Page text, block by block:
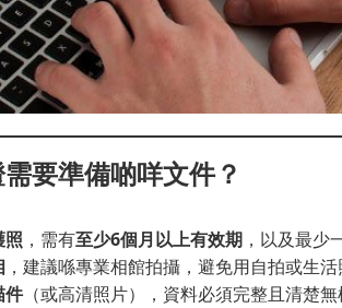
要準備啲咩文件？
照 ，需有至少6個月以上有效期 ，以及最少
，建議喺專業相館拍攝，避免用自拍或生
件（或高清照片），資料必須完整且清楚無